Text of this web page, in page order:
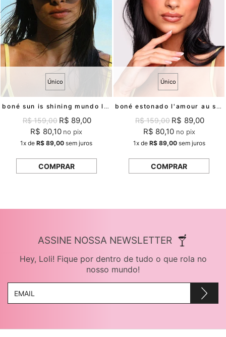
boné sun is shining mundo lolita
Único
R$ 159,00 R$ 89,00
R$ 80,10 no pix
1x deR$ 89,00 sem juros
COMPRAR
boné estonado l'amour au soleil mundo lolita
Único
R$ 159,00 R$ 89,00
R$ 80,10 no pix
1xde R$ 89,00sem juros
COMPRAR
ASSINE NOSSA NEWSLETTER
Hey, Loli! Fique por dentro de tudo o que rola no
nosso mundo!